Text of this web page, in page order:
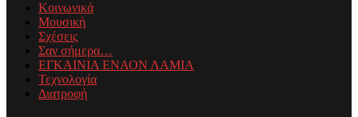
Κοινωνικά
Μουσική
Σχέσεις
Σαν σήμερα…
ΕΓΚΑΙΝΙΑ ΕΝΑΟΝ ΛΑΜΙΑ
Τεχνολογία
Διατροφή